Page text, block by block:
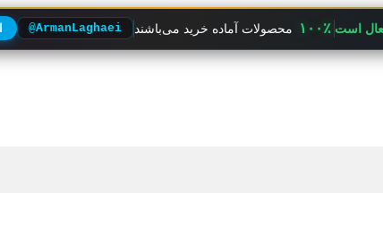
است ۱۰۰٪ محصولات آماده خرید می‌باشند @ArmanLaghaei